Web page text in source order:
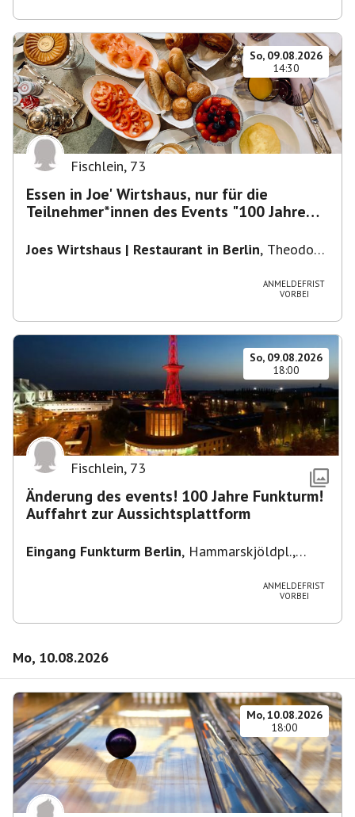
So, 09.08.2026
14:30
Fischlein, 73
Essen in Joe' Wirtshaus, nur für die
Teilnehmer*innen des Events "100 Jahre
Joes Wirtshaus | Restaurant in Berlin, Theodor-
ANMELDEFRIST
VORBEI
So, 09.08.2026
18:00
Fischlein, 73
Änderung des events! 100 Jahre Funkturm!
Auffahrt zur Aussichtsplattform
Eingang Funkturm Berlin, Hammarskjöldpl.,
ANMELDEFRIST
VORBEI
Mo, 10.08.2026
Mo, 10.08.2026
18:00